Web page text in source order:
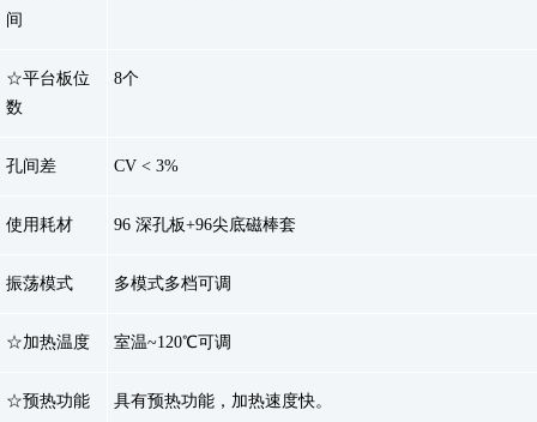
间
☆平台板位
数
8个
孔间差 CV < 3%
使用耗材 96 深孔板+96尖底磁棒套
振荡模式 多模式多档可调
☆加热温度 室温~120℃可调
☆预热功能 具有预热功能，加热速度快。